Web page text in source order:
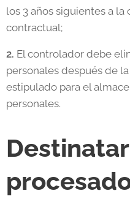
los 3 años siguientes a
contractual;
2. El controlador debe
personales después de
estipulado para el
personales.